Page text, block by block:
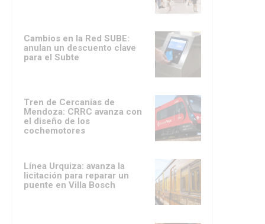
Cambios en la Red SUBE:
anulan un descuento clave
para el Subte
Tren de Cercanías de
Mendoza: CRRC avanza con
el diseño de los
cochemotores
Línea Urquiza: avanza la
licitación para reparar un
puente en Villa Bosch